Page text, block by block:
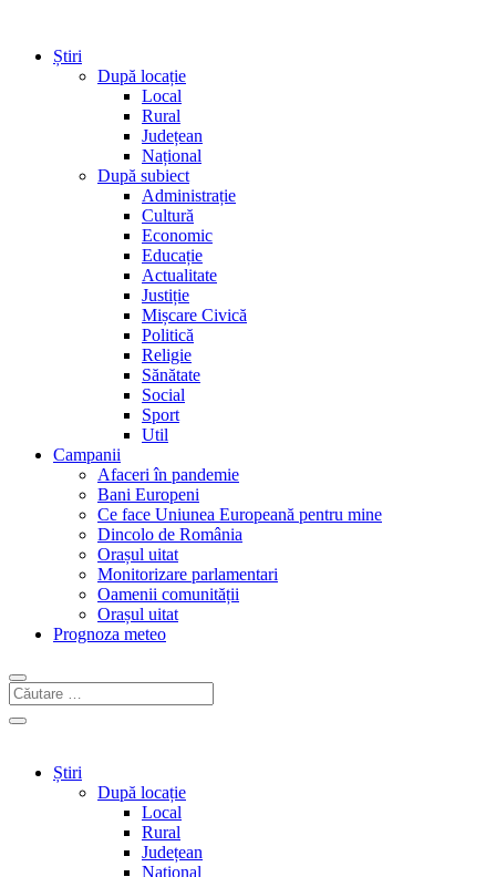
Știri
După locație
Local
Rural
Județean
Național
După subiect
Administrație
Cultură
Economic
Educație
Actualitate
Justiție
Mișcare Civică
Politică
Religie
Sănătate
Social
Sport
Util
Campanii
Afaceri în pandemie
Bani Europeni
Ce face Uniunea Europeană pentru mine
Dincolo de România
Orașul uitat
Monitorizare parlamentari
Oamenii comunității
Orașul uitat
Prognoza meteo
Știri
După locație
Local
Rural
Județean
Național